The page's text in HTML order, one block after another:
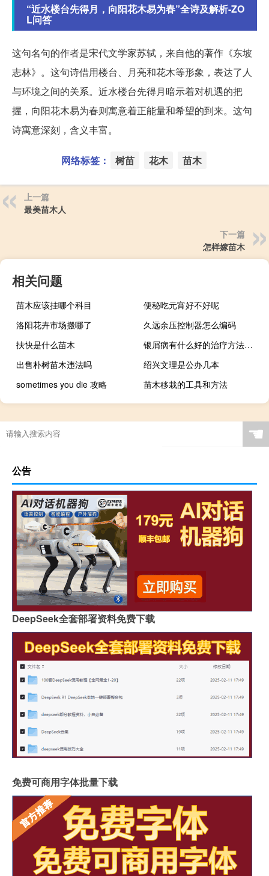
“近水楼台先得月，向阳花木易为春”全诗及解析-ZO
L问答
这句名句的作者是宋代文学家苏轼，来自他的著作《东坡
志林》。这句诗借用楼台、月亮和花木等形象，表达了人
与环境之间的关系。近水楼台先得月暗示着对机遇的把
握，向阳花木易为春则寓意着正能量和希望的到来。这句
诗寓意深刻，含义丰富。
网络标签： 树苗 花木 苗木
上一篇
最美苗木人
下一篇
怎样嫁苗木
相关问题
苗木应该挂哪个科目
便秘吃元宵好不好呢
洛阳花卉市场搬哪了
久远余压控制器怎么编码
扶快是什么苗木
银屑病有什么好的治疗方法吗（治疗银屑病的方法有哪些）
出售朴树苗木违法吗
绍兴文理是公办几本
sometimes you die 攻略
苗木移栽的工具和方法
☚
公告
DeepSeek全套部署资料免费下载
免费可商用字体批量下载